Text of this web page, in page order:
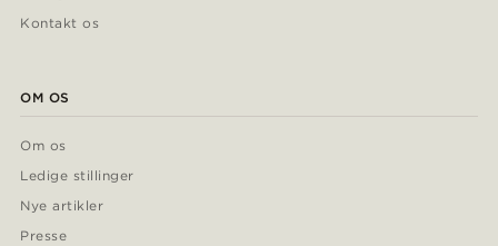
Kontakt os
OM OS
Om os
Ledige stillinger
Nye artikler
Presse